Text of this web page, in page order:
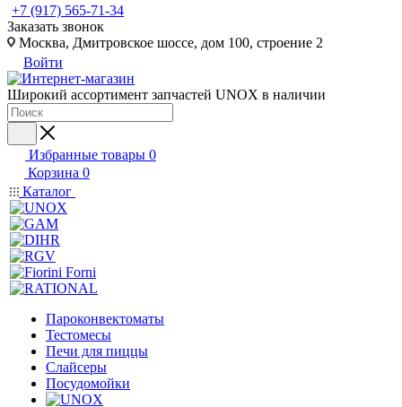
+7 (917) 565-71-34
Заказать звонок
Москва, Дмитровское шоссе, дом 100, строение 2
Войти
Широкий ассортимент запчастей UNOX в наличии
Избранные товары 0
Корзина 0
Каталог
Пароконвектоматы
Тестомесы
Печи для пиццы
Слайсеры
Посудомойки